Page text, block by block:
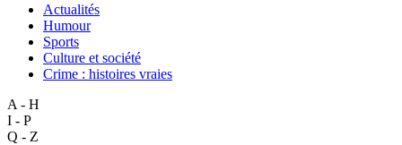
Actualités
Humour
Sports
Culture et société
Crime : histoires vraies
A - H
I - P
Q - Z